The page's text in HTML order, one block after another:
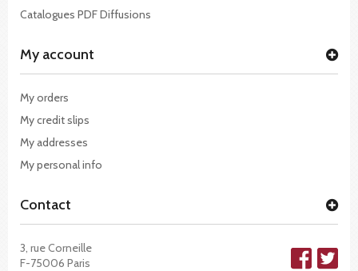
Catalogues PDF Diffusions
My account
My orders
My credit slips
My addresses
My personal info
Contact
3, rue Corneille
F-75006 Paris